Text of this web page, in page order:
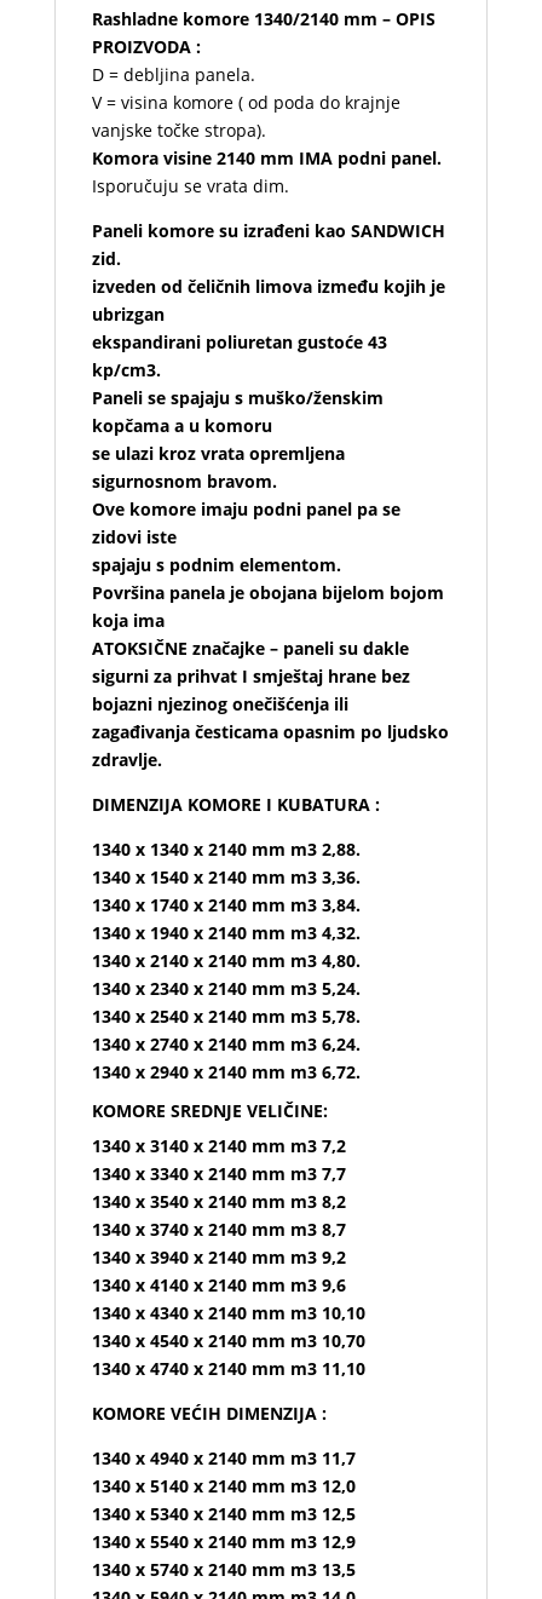
Rashladne komore 1340/2140 mm – OPIS
PROIZVODA :
D = debljina panela.
V = visina komore ( od poda do krajnje
vanjske točke stropa).
Komora visine 2140 mm IMA podni panel.
Isporučuju se vrata dim.
Paneli komore su izrađeni kao SANDWICH
zid.
izveden od čeličnih limova između kojih je
ubrizgan
ekspandirani poliuretan gustoće 43
kp/cm3.
Paneli se spajaju s muško/ženskim
kopčama a u komoru
se ulazi kroz vrata opremljena
sigurnosnom bravom.
Ove komore imaju podni panel pa se
zidovi iste
spajaju s podnim elementom.
Površina panela je obojana bijelom bojom
koja ima
ATOKSIČNE značajke – paneli su dakle
sigurni za prihvat I smještaj hrane bez
bojazni njezinog onečišćenja ili
zagađivanja česticama opasnim po ljudsko
zdravlje.
DIMENZIJA KOMORE I KUBATURA :
1340 x 1340 x 2140 mm m3 2,88.
1340 x 1540 x 2140 mm m3 3,36.
1340 x 1740 x 2140 mm m3 3,84.
1340 x 1940 x 2140 mm m3 4,32.
1340 x 2140 x 2140 mm m3 4,80.
1340 x 2340 x 2140 mm m3 5,24.
1340 x 2540 x 2140 mm m3 5,78.
1340 x 2740 x 2140 mm m3 6,24.
1340 x 2940 x 2140 mm m3 6,72.
KOMORE SREDNJE VELIČINE:
1340 x 3140 x 2140 mm m3 7,2
1340 x 3340 x 2140 mm m3 7,7
1340 x 3540 x 2140 mm m3 8,2
1340 x 3740 x 2140 mm m3 8,7
1340 x 3940 x 2140 mm m3 9,2
1340 x 4140 x 2140 mm m3 9,6
1340 x 4340 x 2140 mm m3 10,10
1340 x 4540 x 2140 mm m3 10,70
1340 x 4740 x 2140 mm m3 11,10
KOMORE VEĆIH DIMENZIJA :
1340 x 4940 x 2140 mm m3 11,7
1340 x 5140 x 2140 mm m3 12,0
1340 x 5340 x 2140 mm m3 12,5
1340 x 5540 x 2140 mm m3 12,9
1340 x 5740 x 2140 mm m3 13,5